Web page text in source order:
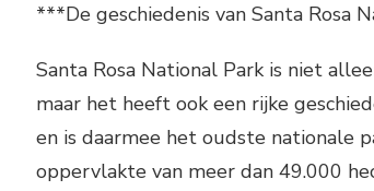
***De geschiedenis van Santa Rosa
Santa Rosa National Park is niet
maar het heeft ook een rijke
en is daarmee het oudste nationale
oppervlakte van meer dan 49.000